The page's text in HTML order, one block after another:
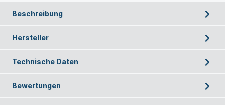
Beschreibung
Hersteller
Technische Daten
Bewertungen